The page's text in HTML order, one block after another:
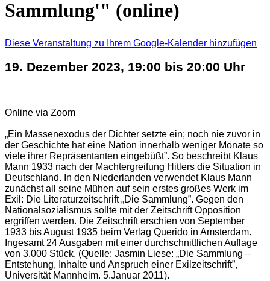
Sammlung'" (online)
Diese Veranstaltung zu Ihrem Google-Kalender hinzufügen
19. Dezember 2023, 19:00 bis 20:00 Uhr
Online via Zoom
„Ein Massenexodus der Dichter setzte ein; noch nie zuvor in
der Geschichte hat eine Nation innerhalb weniger Monate so
viele ihrer Repräsentanten eingebüßt”. So beschreibt Klaus
Mann 1933 nach der Machtergreifung Hitlers die Situation in
Deutschland. In den Niederlanden verwendet Klaus Mann
zunächst all seine Mühen auf sein erstes großes Werk im
Exil: Die Literaturzeitschrift „Die Sammlung”. Gegen den
Nationalsozialismus sollte mit der Zeitschrift Opposition
ergriffen werden. Die Zeitschrift erschien von September
1933 bis August 1935 beim Verlag Querido in Amsterdam.
Ingesamt 24 Ausgaben mit einer durchschnittlichen Auflage
von 3.000 Stück. (Quelle: Jasmin Liese: „Die Sammlung –
Entstehung, Inhalte und Anspruch einer Exilzeitschrift”,
Universität Mannheim. 5.Januar 2011).